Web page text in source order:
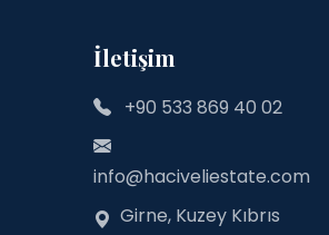
İletişim
+90 533 869 40 02
info@haciveliestate.com
Girne, Kuzey Kıbrıs